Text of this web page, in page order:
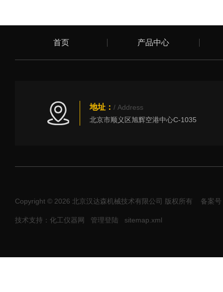
首页 产品中心
地址： / Address
北京市顺义区旭辉空港中心C-1035
Copyright © 2026 北京汉达森机械技术有限公司 版权所有 备案
技术支持：化工仪器网 管理登陆 sitemap.xml